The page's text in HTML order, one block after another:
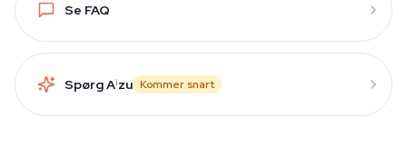
Se FAQ
Spørg Aizu Kommer snart